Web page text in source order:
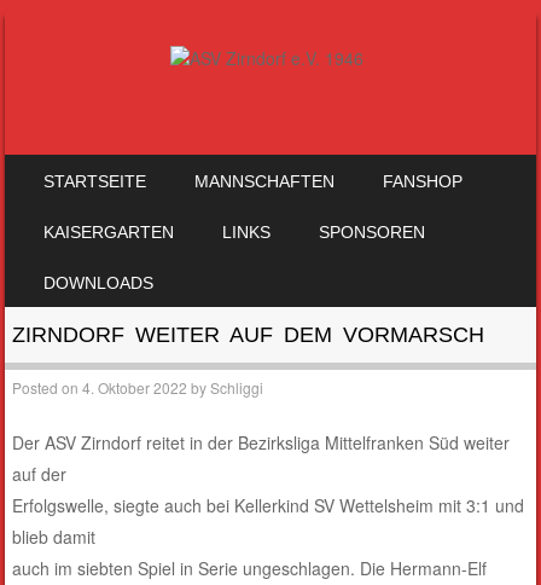
STARTSEITE MANNSCHAFTEN FANSHOP
KAISERGARTEN LINKS SPONSOREN
DOWNLOADS
ZIRNDORF WEITER AUF DEM VORMARSCH
Posted on4. Oktober 2022 bySchliggi
Der ASV Zirndorf reitet in der Bezirksliga Mittelfranken Süd weiter
auf der
Erfolgswelle, siegte auch bei Kellerkind SV Wettelsheim mit 3:1 und
blieb damit
auch im siebten Spiel in Serie ungeschlagen. Die Hermann-Elf